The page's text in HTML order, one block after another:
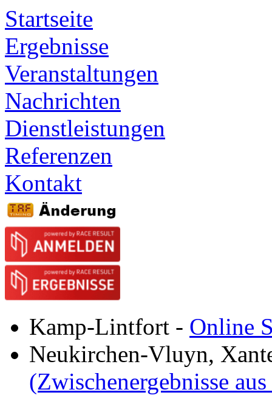
Startseite
Ergebnisse
Veranstaltungen
Nachrichten
Dienstleistungen
Referenzen
Kontakt
Kamp-Lintfort - Online
Neukirchen-Vluyn,
(Zwischenergebnisse